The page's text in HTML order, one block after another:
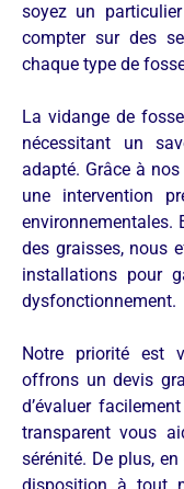
soyez un
compter sur des
chaque type de
La vidange de
nécessitant un
adapté. Grâce à
une intervention
environnementales.
des graisses, nous
installations pour
dysfonctionnement.
Notre priorité est
offrons un devis
d’évaluer
transparent vous
sérénité. De plus,